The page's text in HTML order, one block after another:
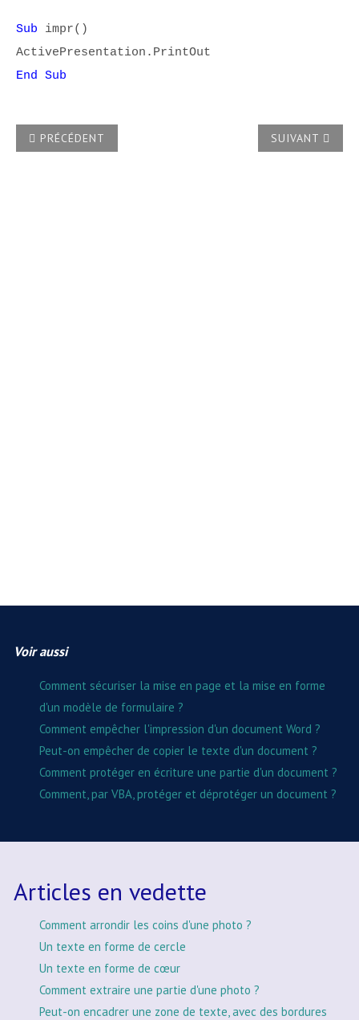
Sub impr()
ActivePresentation.PrintOut
End Sub
ARTICLE PRÉCÉDENT : COMMENT APPLIQUER À UNE
PRÉCÉDENT ARTICLE
SUIVANT
Voir aussi
Comment sécuriser la mise en page et la mise en forme
d'un modèle de formulaire ?
Comment empêcher l'impression d'un document Word ?
Peut-on empêcher de copier le texte d'un document ?
Comment protéger en écriture une partie d'un document ?
Comment, par VBA, protéger et déprotéger un document ?
Articles en vedette
Comment arrondir les coins d'une photo ?
Un texte en forme de cercle
Un texte en forme de cœur
Comment extraire une partie d'une photo ?
Peut-on encadrer une zone de texte, avec des bordures